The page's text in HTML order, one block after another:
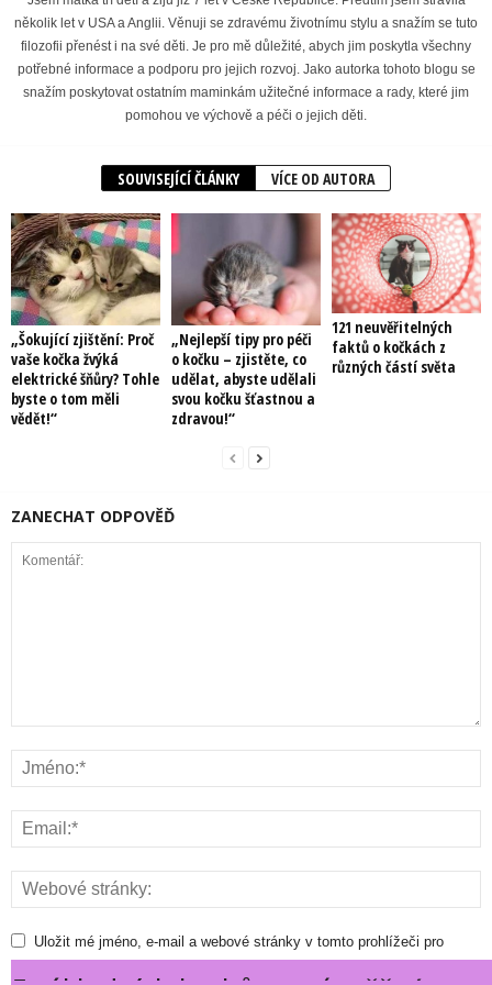
několik let v USA a Anglii. Věnuji se zdravému životnímu stylu a snažím se tuto
filozofii přenést i na své děti. Je pro mě důležité, abych jim poskytla všechny
potřebné informace a podporu pro jejich rozvoj. Jako autorka tohoto blogu se
snažím poskytovat ostatním maminkám užitečné informace a rady, které jim
pomohou ve výchově a péči o jejich děti.
SOUVISEJÍCÍ ČLÁNKY VÍCE OD AUTORA
„Šokující zjištění: Proč
vaše kočka žvýká
elektrické šňůry? Tohle
byste o tom měli
vědět!“
„Nejlepší tipy pro péči
o kočku – zjistěte, co
udělat, abyste udělali
svou kočku šťastnou a
zdravou!“
121 neuvěřitelných
faktů o kočkách z
různých částí světa
ZANECHAT ODPOVĚĎ
Uložit mé jméno, e-mail a webové stránky v tomto prohlížeči pro